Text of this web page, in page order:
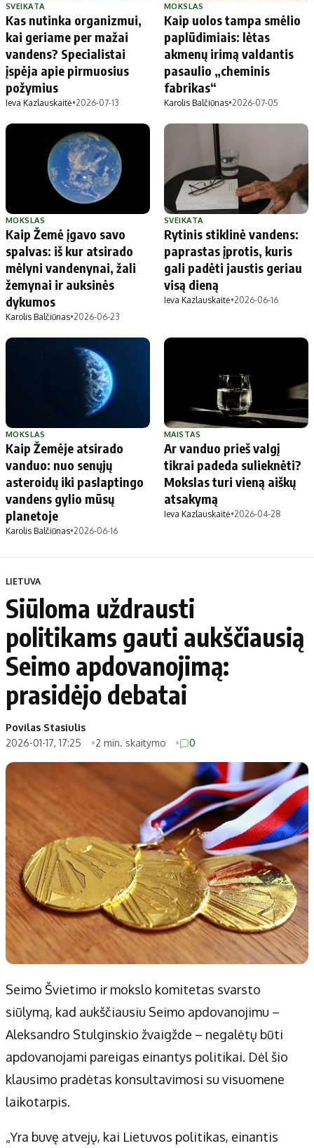
SVEIKATA
Kas nutinka organizmui,
kai geriame per mažai
vandens? Specialistai
įspėja apie pirmuosius
požymius
Ieva Kazlauskaitė•2026-07-13
MOKSLAS
Kaip uolos tampa smėlio
paplūdimiais: lėtas
akmenų irimą valdantis
pasaulio „cheminis
fabrikas“
Karolis Balčiūnas•2026-07-05
MOKSLAS
Kaip Žemė įgavo savo
spalvas: iš kur atsirado
mėlyni vandenynai, žali
žemynai ir auksinės
dykumos
Karolis Balčiūnas•2026-06-23
SVEIKATA
Rytinis stiklinė vandens:
paprastas įprotis, kuris
gali padėti jaustis geriau
visą dieną
Ieva Kazlauskaitė•2026-06-16
MOKSLAS
Kaip Žemėje atsirado
vanduo: nuo senųjų
asteroidų iki paslaptingo
vandens gylio mūsų
planetoje
Karolis Balčiūnas•2026-06-16
MAISTAS
Ar vanduo prieš valgį
tikrai padeda sulieknėti?
Mokslas turi vieną aiškų
atsakymą
Ieva Kazlauskaitė•2026-04-28
LIETUVA
Siūloma uždrausti
politikams gauti aukščiausią
Seimo apdovanojimą:
prasidėjo debatai
Povilas Stasiulis
2026-01-17, 17:25
2 min. skaitymo 0
Seimo Švietimo ir mokslo komitetas svarsto
siūlymą, kad aukščiausiu Seimo apdovanojimu –
Aleksandro Stulginskio žvaigžde – negalėtų būti
apdovanojami pareigas einantys politikai. Dėl šio
klausimo pradėtas konsultavimosi su visuomene
laikotarpis.
„Yra buvę atvejų, kai Lietuvos politikas, einantis